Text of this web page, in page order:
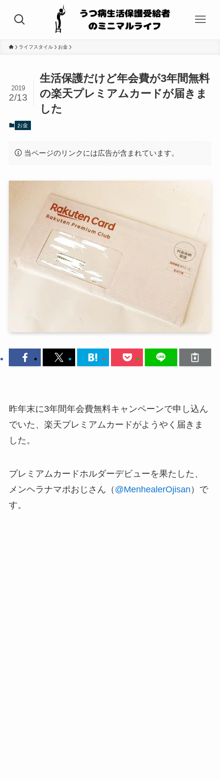
ライフスタイル お金
生活保護だけど年会費が3年間無料
の楽天プレミアムカードが届きま
した
2019
2/13
お金
当ページのリンクには広告が含まれています。
昨年末に3年間年会費無料キャンペーンで申し込ん
でいた、楽天プレミアムカードがようやく届きま
した。
プレミアムカードホルダーデビューを果たした、
メンヘラナマポおじさん（ @MenhealerOjisan ）で
す。